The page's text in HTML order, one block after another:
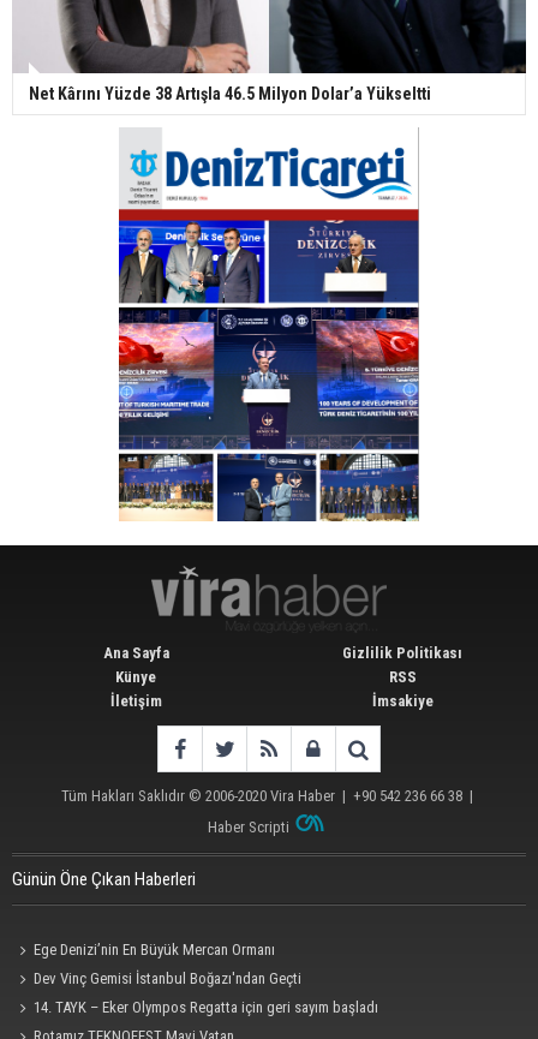
Net Kârını Yüzde 38 Artışla 46.5 Milyon Dolar’a Yükseltti
Ana Sayfa
Künye
İletişim
Gizlilik Politikası
RSS
İmsakiye
Tüm Hakları Saklıdır © 2006-2020 Vira Haber | +90 542 236 66 38 |
Haber Scripti
Günün Öne Çıkan Haberleri
Ege Denizi’nin En Büyük Mercan Ormanı
Dev Vinç Gemisi İstanbul Boğazı'ndan Geçti
14. TAYK – Eker Olympos Regatta için geri sayım başladı